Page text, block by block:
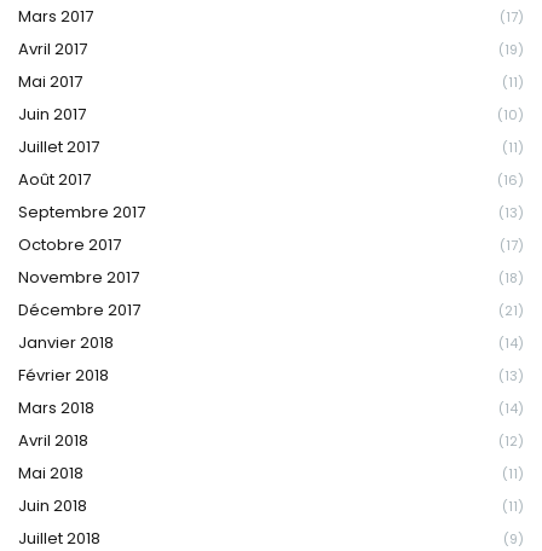
Mars 2017 (17)
Avril 2017 (19)
Mai 2017 (11)
Juin 2017 (10)
Juillet 2017 (11)
Août 2017 (16)
Septembre 2017 (13)
Octobre 2017 (17)
Novembre 2017 (18)
Décembre 2017 (21)
Janvier 2018 (14)
Février 2018 (13)
Mars 2018 (14)
Avril 2018 (12)
Mai 2018 (11)
Juin 2018 (11)
Juillet 2018 (9)